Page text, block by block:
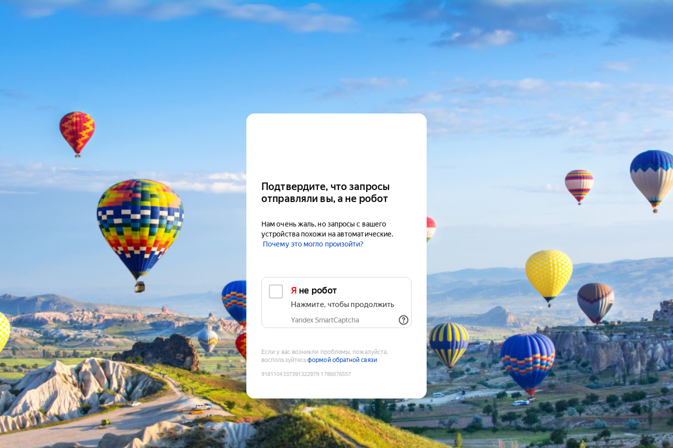
Подтвердите, что запросы
отправляли вы, а не робот
Нам очень жаль, но запросы с вашего
устройства похожи на автоматические.
Почему это могло произойти?
Я не робот
Нажмите, чтобы продолжить
Yandex SmartCaptcha
Если у вас возникли проблемы, пожалуйста,
воспользуйтесьформой обратной связи
9181104337391322979:1786076557